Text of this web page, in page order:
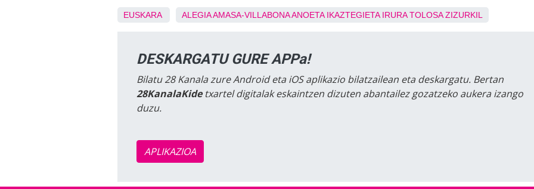
EUSKARA ALEGIAAMASA-VILLABONAANOETA IKAZTEGIETA IRURA TOLOSA ZIZURKIL
DESKARGATU GURE APPa!
Bilatu 28 Kanala zure Android eta iOS aplikazio bilatzailean eta deskargatu. Bertan
28KanalaKidetxartel digitalak eskaintzen dizuten abantailez gozatzeko aukera izango
duzu.
APLIKAZIOA